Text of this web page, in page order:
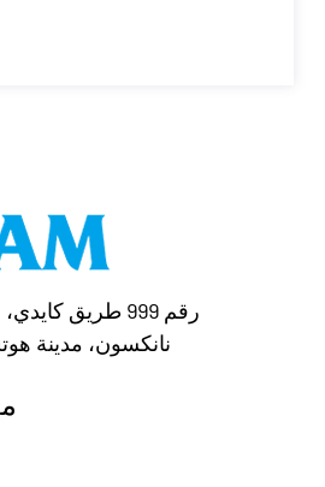
رقم 999 طريق
نانكسون، مدينة